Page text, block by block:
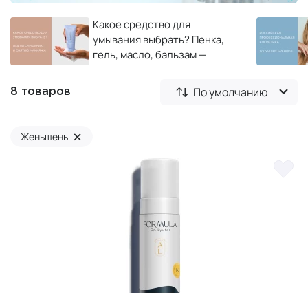
Какое средство для
умывания выбрать? Пенка,
гель, масло, бальзам —
8 товаров По умолчанию
Женьшень ×